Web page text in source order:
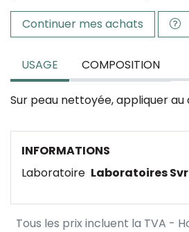
Continuer mes achats
USAGE COMPOSITION
Sur peau nettoyée, appliquer au
INFORMATIONS
Laboratoire Laboratoires
Tous les prix incluent la TVA -